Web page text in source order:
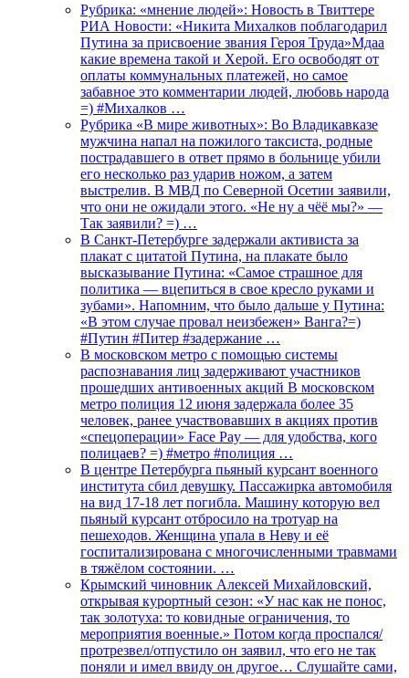
Рубрика: «мнение людей»: Новость в Твиттере
РИА Новости: «Никита Михалков поблагодарил
Путина за присвоение звания Героя Труда»Мдаа
какие времена такой и Херой. Его освободят от
оплаты коммунальных платежей, но самое
забавное это комментарии людей, любовь народа
=) #Михалков …
Рубрика «В мире животных»: Во Владикавказе
мужчина напал на пожилого таксиста, родные
пострадавшего в ответ прямо в больнице убили
его несколько раз ударив ножом, а затем
выстрелив. В МВД по Северной Осетии заявили,
что они не ожидали этого. «Не ну а чёё мы?» —
Так заявили? =) …
В Санкт-Петербурге задержали активиста за
плакат с цитатой Путина, на плакате было
высказывание Путина: «Самое страшное для
политика — вцепиться в свое кресло руками и
зубами». Напомним, что было дальше у Путина:
«В этом случае провал неизбежен» Ванга?=)
#Путин #Питер #задержание …
В московском метро с помощью системы
распознавания лиц задерживают участников
прошедших антивоенных акций В московском
метро полиция 12 июня задержала более 35
человек, ранее участвовавших в акциях против
«спецоперации» Face Pay — для удобства, кого
полицаев? =) #метро #полиция …
В центре Петербурга пьяный курсант военного
института сбил девушку. Пассажирка автомобиля
на вид 17-18 лет погибла. Машину которую вел
пьяный курсант отбросило на тротуар на
пешеходов. Женщина упала в Неву и её
госпитализирована с многочисленными травмами
в тяжёлом состоянии. …
Крымский чиновник Алексей Михайловский,
открывая курортный сезон: «У нас как не понос,
так золотуха: то ковидные ограничения, то
мероприятия военные.» Потом когда проспался/
протрезвел/отпустило он заявил, что его не так
поняли и имел ввиду он другое… Слушайте сами,